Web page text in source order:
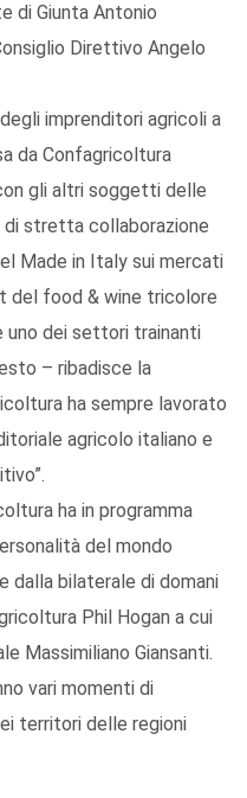
di Giunta Antonio
Direttivo Angelo
imprenditori agricoli a
da Confagricoltura
gli altri soggetti delle
di stretta collaborazione
Made in Italy sui mercati
del food & wine tricolore
uno dei settori trainanti
– ribadisce la
ha sempre lavorato
agricolo italiano e
ha in programma
del mondo
dalla bilaterale di domani
Phil Hogan a cui
Massimiliano Giansanti.
vari momenti di
territori delle regioni